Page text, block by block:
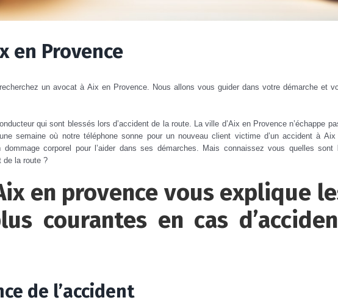
en Provence
un avocat à Aix en Provence. Nous allons vous guider dans votre démarche et
qui sont blessés lors d’accident de la route. La ville d’Aix en Provence n’échappe
semaine où notre téléphone sonne pour un nouveau client victime d’un accident à Aix
corporel pour l’aider dans ses démarches. Mais connaissez vous quelles sont
de la route ?
en provence vous explique
courantes en cas
de l’accident